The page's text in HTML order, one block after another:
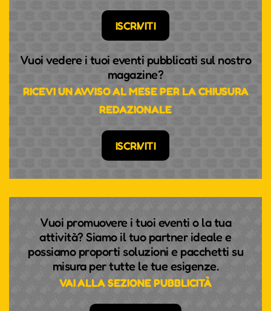
ISCRIVITI
Vuoi vedere i tuoi eventi pubblicati sul nostro
magazine?
RICEVI UN AVVISO AL MESE PER LA CHIUSURA
REDAZIONALE
ISCRIVITI
Vuoi promuovere i tuoi eventi o la tua
attività? Siamo il tuo partner ideale e
possiamo proporti soluzioni e pacchetti su
misura per tutte le tue esigenze.
VAI ALLA SEZIONE PUBBLICITÀ